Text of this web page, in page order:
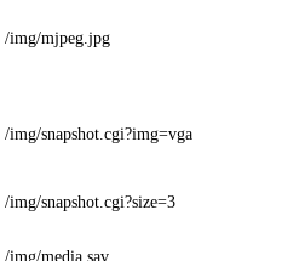
/img/mjpeg.jpg
/img/snapshot.cgi?img=vga
/img/snapshot.cgi?size=3
/img/media.sav